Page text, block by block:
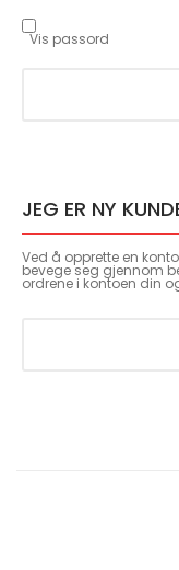
Vis passord
JEG ER NY
Ved å opprette en
bevege seg gjennom
ordrene i kontoen din